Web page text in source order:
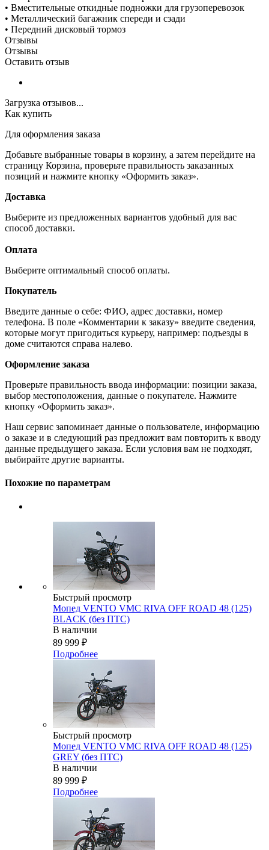
• Вместительные откидные подножки для грузоперевозок
• Металлический багажник спереди и сзади
• Передний дисковый тормоз
Отзывы
Отзывы
Оставить отзыв
Загрузка отзывов...
Как купить
Для оформления заказа
Добавьте выбранные товары в корзину, а затем перейдите на
страницу Корзина, проверьте правильность заказанных
позиций и нажмите кнопку «Оформить заказ».
Доставка
Выберите из предложенных вариантов удобный для вас
способ доставки.
Оплата
Выберите оптимальный способ оплаты.
Покупатель
Введите данные о себе: ФИО, адрес доставки, номер
телефона. В поле «Комментарии к заказу» введите сведения,
которые могут пригодиться курьеру, например: подъезды в
доме считаются справа налево.
Оформление заказа
Проверьте правильность ввода информации: позиции заказа,
выбор местоположения, данные о покупателе. Нажмите
кнопку «Оформить заказ».
Наш сервис запоминает данные о пользователе, информацию
о заказе и в следующий раз предложит вам повторить к вводу
данные предыдущего заказа. Если условия вам не подходят,
выбирайте другие варианты.
Похожие по параметрам
Быстрый просмотр
Мопед VENTO VMC RIVA OFF ROAD 48 (125)
BLACK (без ПТС)
В наличии
89 999 ₽
Подробнее
Быстрый просмотр
Мопед VENTO VMC RIVA OFF ROAD 48 (125)
GREY (без ПТС)
В наличии
89 999 ₽
Подробнее